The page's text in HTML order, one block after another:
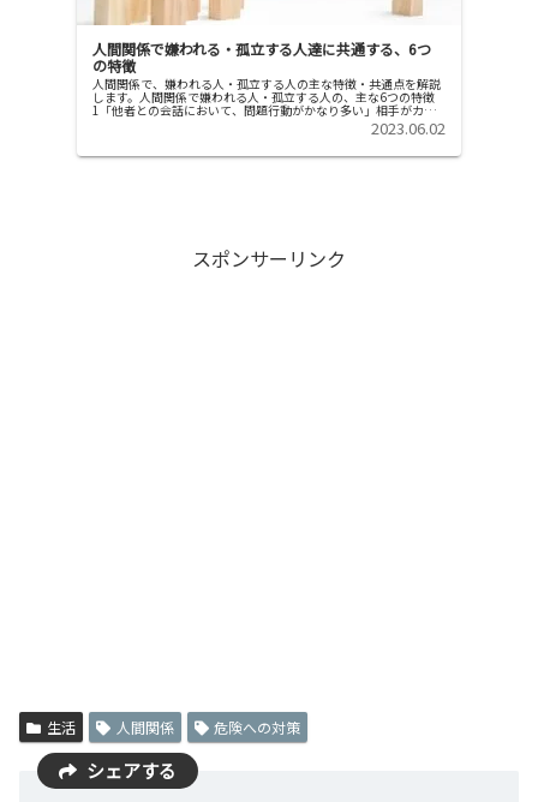
人間関係で嫌われる・孤立する人達に共通する、6つ
の特徴
人間関係で、嫌われる人・孤立する人の主な特徴・共通点を解説
します。人間関係で嫌われる人・孤立する人の、主な6つの特徴
1「他者との会話において、問題行動がかなり多い」相手がカチ
ンと来るような物言いが多い 会話で、一言多い 本音と建て前を
2023.06.02
スポンサーリンク
生活 人間関係 危険への対策
シェアする